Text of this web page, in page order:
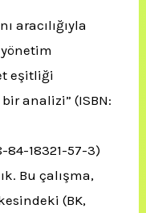
aracılığıyla
eşitliği
analizi” (ISBN:
18321-57-3)
Bu çalışma,
(BK,